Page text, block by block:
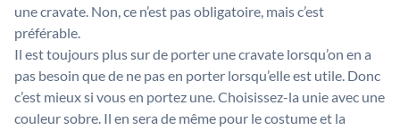
une cravate. Non, ce n’est pas obligatoire, mais c’est
préférable.
Il est toujours plus sur de porter une cravate lorsqu’on en a
pas besoin que de ne pas en porter lorsqu’elle est utile. Donc
c’est mieux si vous en portez une. Choisissez-la unie avec une
couleur sobre. Il en sera de même pour le costume et la